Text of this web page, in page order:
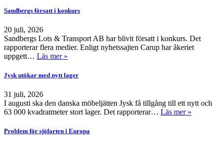
Sandbergs försatt i konkurs
20 juli, 2026
Sandbergs Lots & Transport AB har blivit försatt i konkurs. Det
rapporterar flera medier. Enligt nyhetssajten Carup har åkeriet
uppgett… Läs mer »
Jysk utökar med nytt lager
31 juli, 2026
I augusti ska den danska möbeljätten Jysk få tillgång till ett nytt och
63 000 kvadratmeter stort lager. Det rapporterar… Läs mer »
Problem för sjöfarten i Europa